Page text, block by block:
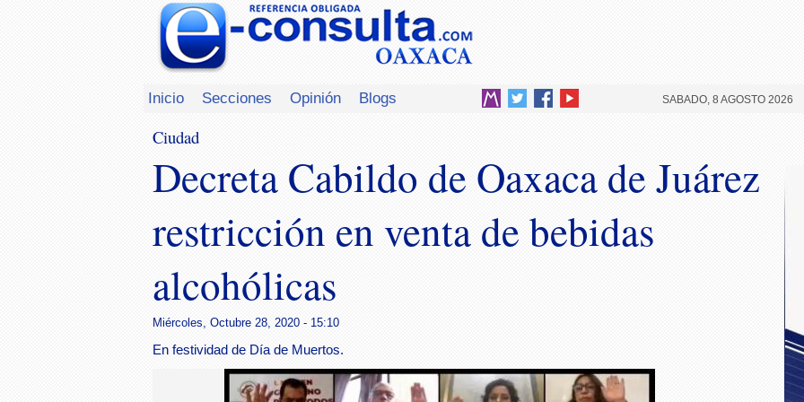
Inicio Secciones Opinión Blogs SABADO, 8 AGOSTO 2026
Ciudad
Decreta Cabildo de Oaxaca de Juárez
restricción en venta de bebidas
alcohólicas
Miércoles, Octubre 28, 2020 - 15:10
En festividad de Día de Muertos.